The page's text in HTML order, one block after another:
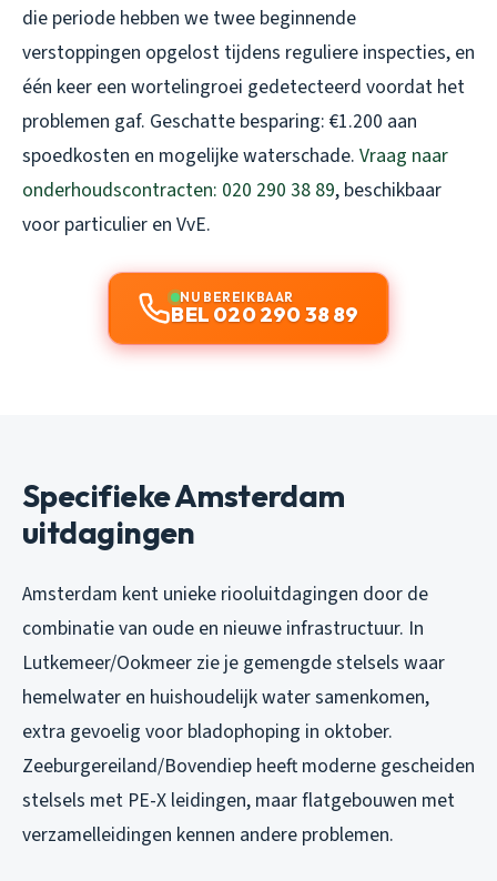
die periode hebben we twee beginnende
verstoppingen opgelost tijdens reguliere inspecties, en
één keer een wortelingroei gedetecteerd voordat het
problemen gaf. Geschatte besparing: €1.200 aan
spoedkosten en mogelijke waterschade. Vraag naar
onderhoudscontracten: 020 290 38 89, beschikbaar
voor particulier en VvE.
NU BEREIKBAAR
BEL 020 290 38 89
Specifieke Amsterdam
uitdagingen
Amsterdam kent unieke riooluitdagingen door de
combinatie van oude en nieuwe infrastructuur. In
Lutkemeer/Ookmeer zie je gemengde stelsels waar
hemelwater en huishoudelijk water samenkomen,
extra gevoelig voor bladophoping in oktober.
Zeeburgereiland/Bovendiep heeft moderne gescheiden
stelsels met PE-X leidingen, maar flatgebouwen met
verzamelleidingen kennen andere problemen.